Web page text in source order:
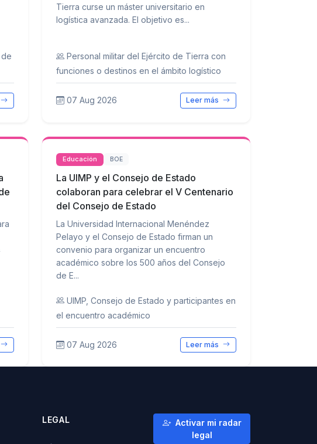
Tierra curse un máster universitario en
logística avanzada. El objetivo es...
Personal militar del Ejército de Tierra con
funciones o destinos en el ámbito logístico
07 Aug 2026 Leer más
Educación BOE
La UIMP y el Consejo de Estado
colaboran para celebrar el V Centenario
del Consejo de Estado
La Universidad Internacional Menéndez
Pelayo y el Consejo de Estado firman un
convenio para organizar un encuentro
académico sobre los 500 años del Consejo
de E...
UIMP, Consejo de Estado y participantes en
el encuentro académico
07 Aug 2026 Leer más
LEGAL
Activar mi radar
legal